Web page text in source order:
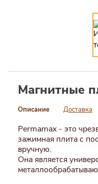
Магнитные
Описание Доставка
Permamax - это
зажимная плита с
вручную.
Она является